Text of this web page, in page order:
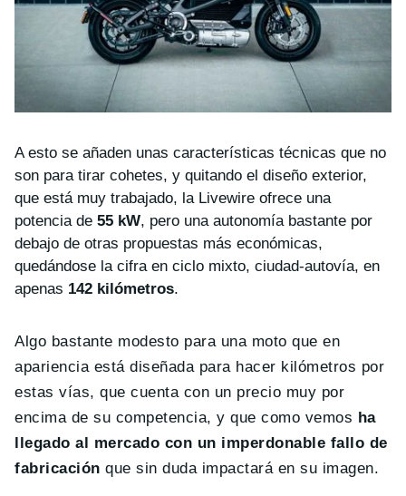
A esto se añaden unas características técnicas que no
son para tirar cohetes, y quitando el diseño exterior,
que está muy trabajado, la Livewire ofrece una
potencia de 55 kW, pero una autonomía bastante por
debajo de otras propuestas más económicas,
quedándose la cifra en ciclo mixto, ciudad-autovía, en
apenas 142 kilómetros.
Algo bastante modesto para una moto que en
apariencia está diseñada para hacer kilómetros por
estas vías, que cuenta con un precio muy por
encima de su competencia, y que como vemos ha
llegado al mercado con un imperdonable fallo de
fabricación que sin duda impactará en su imagen.